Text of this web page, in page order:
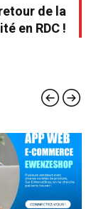
de la
en RDC !